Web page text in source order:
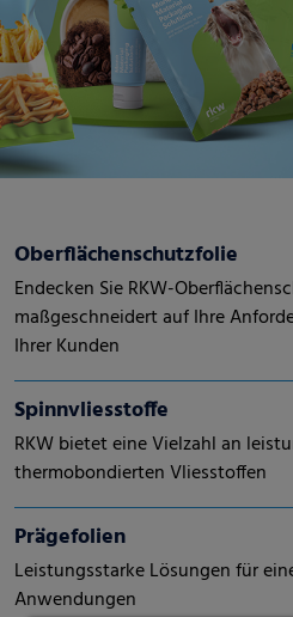
Oberflächenschutzfolie
Endecken Sie RKW-
maßgeschneidert auf Ihre
Ihrer Kunden
Spinnvliesstoffe
RKW bietet eine Vielzahl an
thermobondierten Vliesstoffen
Prägefolien
Leistungsstarke Lösungen für
Anwendungen